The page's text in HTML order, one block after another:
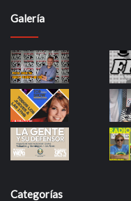
Galería
Categorías